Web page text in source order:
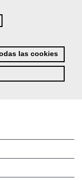
las cookies
para el empleo
ayudarte a
los mejores